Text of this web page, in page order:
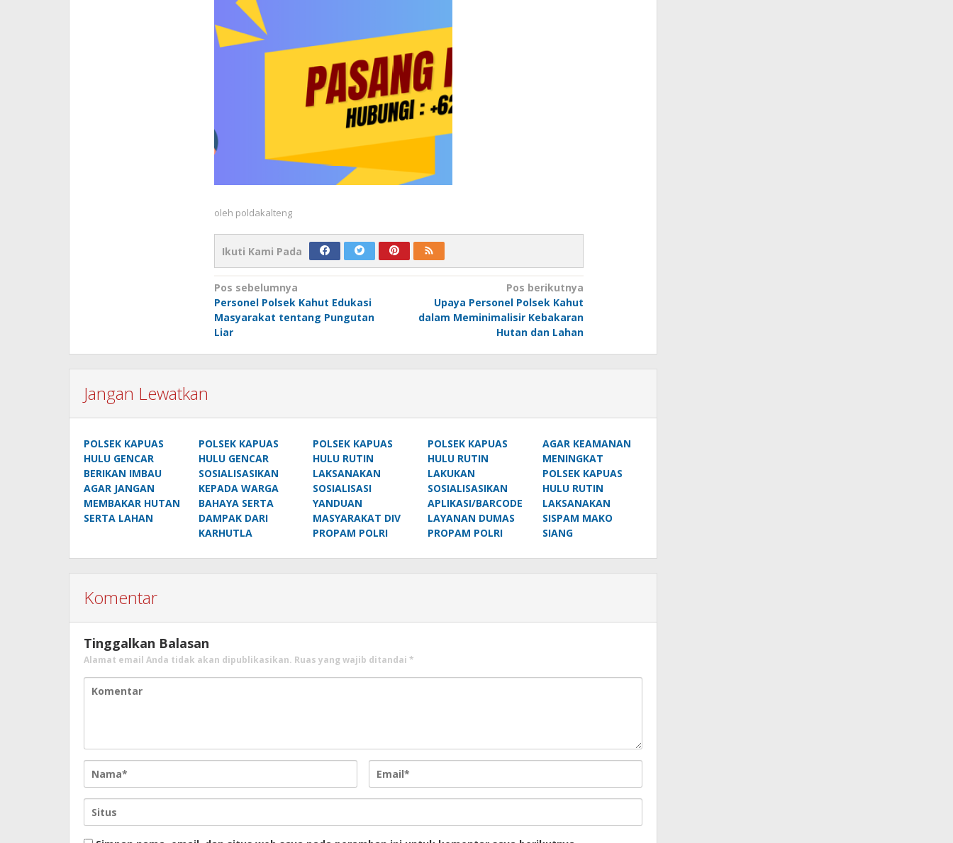
oleh poldakalteng
Ikuti Kami Pada
Navigasi
pos
Pos sebelumnya
Personel Polsek Kahut Edukasi
Masyarakat tentang Pungutan
Liar
Pos berikutnya
Upaya Personel Polsek Kahut
dalam Meminimalisir Kebakaran
Hutan dan Lahan
Jangan Lewatkan
POLSEK KAPUAS
HULU GENCAR
BERIKAN IMBAU
AGAR JANGAN
MEMBAKAR HUTAN
SERTA LAHAN
POLSEK KAPUAS
HULU GENCAR
SOSIALISASIKAN
KEPADA WARGA
BAHAYA SERTA
DAMPAK DARI
KARHUTLA
POLSEK KAPUAS
HULU RUTIN
LAKSANAKAN
SOSIALISASI
YANDUAN
MASYARAKAT DIV
PROPAM POLRI
POLSEK KAPUAS
HULU RUTIN
LAKUKAN
SOSIALISASIKAN
APLIKASI/BARCODE
LAYANAN DUMAS
PROPAM POLRI
AGAR KEAMANAN
MENINGKAT
POLSEK KAPUAS
HULU RUTIN
LAKSANAKAN
SISPAM MAKO
SIANG
Komentar
Tinggalkan Balasan
Alamat email Anda tidak akan dipublikasikan. Ruas yang wajib ditandai *